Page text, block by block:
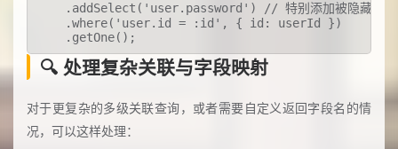
.addSelect('user.password') // 特别添加被隐藏的
    .where('user.id = :id', { id: userId })
    .getOne();
🔍 处理复杂关联与字段映射
对于更复杂的多级关联查询，或者需要自定义返回字段名的情
况，可以这样处理：